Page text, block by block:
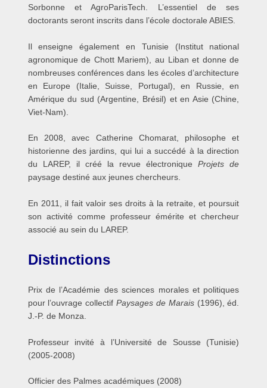
Sorbonne et AgroParisTech. L’essentiel de ses
doctorants seront inscrits dans l’école doctorale ABIES.
Il enseigne également en Tunisie (Institut national
agronomique de Chott Mariem), au Liban et donne de
nombreuses conférences dans les écoles d’architecture
en Europe (Italie, Suisse, Portugal), en Russie, en
Amérique du sud (Argentine, Brésil) et en Asie (Chine,
Viet-Nam).
En 2008, avec Catherine Chomarat, philosophe et
historienne des jardins, qui lui a succédé à la direction
du LAREP, il créé la revue électroniqueProjets de
paysage destiné aux jeunes chercheurs.
En 2011, il fait valoir ses droits à la retraite, et poursuit
son activité comme professeur émérite et chercheur
associé au sein du LAREP.
Distinctions
Prix de l’Académie des sciences morales et politiques
pour l’ouvrage collectifPaysages de Marais(1996), éd.
J.-P. de Monza.
Professeur invité à l’Université de Sousse (Tunisie)
(2005-2008)
Officier des Palmes académiques (2008)